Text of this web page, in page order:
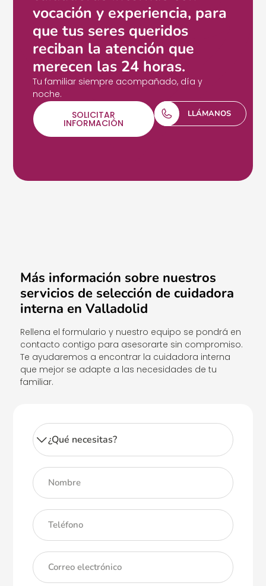
vocación y experiencia, para
que tus seres queridos
reciban la atención que
merecen las 24 horas.
Tu familiar siempre acompañado, día y
noche.
SOLICITAR
INFORMACIÓN
LLÁMANOS
Más información sobre nuestros
servicios de selección de cuidadora
interna en Valladolid
Rellena el formulario y nuestro equipo se pondrá en
contacto contigo para asesorarte sin compromiso.
Te ayudaremos a encontrar la cuidadora interna
que mejor se adapte a las necesidades de tu
familiar.